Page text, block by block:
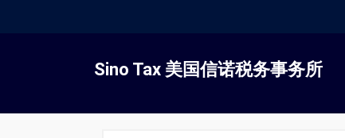
容
Sino Tax 美国信诺税务事务所